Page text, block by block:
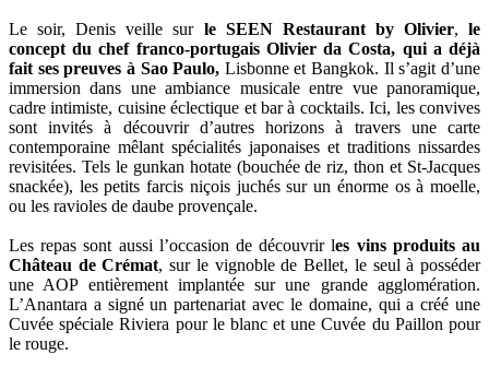
Le soir, Denis veille sur le SEEN Restaurant by Olivier,le
concept du chef franco-portugais Olivier da Costa, qui a déjà
fait ses preuves à Sao Paulo, Lisbonne et Bangkok. Il s’agit d’une
immersion dans une ambiance musicale entre vue panoramique,
cadre intimiste, cuisine éclectique et bar à cocktails. Ici, les convives
sont invités à découvrir d’autres horizons à travers une carte
contemporaine mêlant spécialités japonaises et traditions nissardes
revisitées. Tels le gunkan hotate (bouchée de riz, thon et St-Jacques
snackée), les petits farcis niçois juchés sur un énorme os à moelle,
ou les ravioles de daube provençale.
Les repas sont aussi l’occasion de découvrir les vins produits au
Château de Crémat, sur le vignoble de Bellet, le seul à posséder
une AOP entièrement implantée sur une grande agglomération.
L’Anantara a signé un partenariat avec le domaine, qui a créé une
Cuvée spéciale Riviera pour le blanc et une Cuvée du Paillon pour
le rouge.